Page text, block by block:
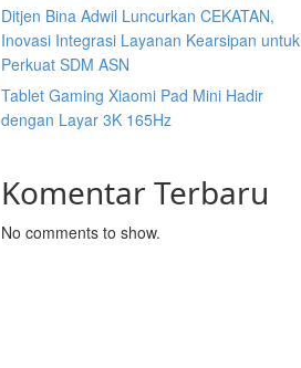
Ditjen Bina Adwil Luncurkan CEKATAN,
Inovasi Integrasi Layanan Kearsipan untuk
Perkuat SDM ASN
Tablet Gaming Xiaomi Pad Mini Hadir
dengan Layar 3K 165Hz
Komentar Terbaru
No comments to show.